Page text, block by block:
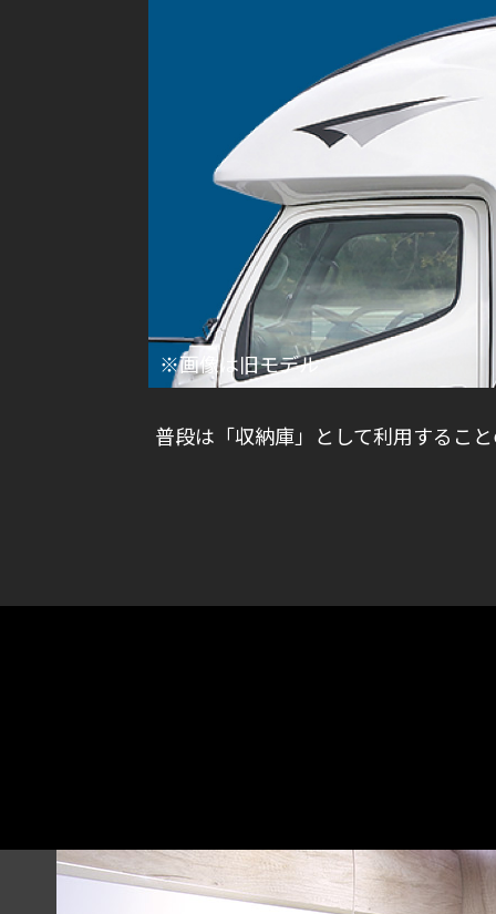
※画像は旧モデル
普段は「収納庫」として利用するこ